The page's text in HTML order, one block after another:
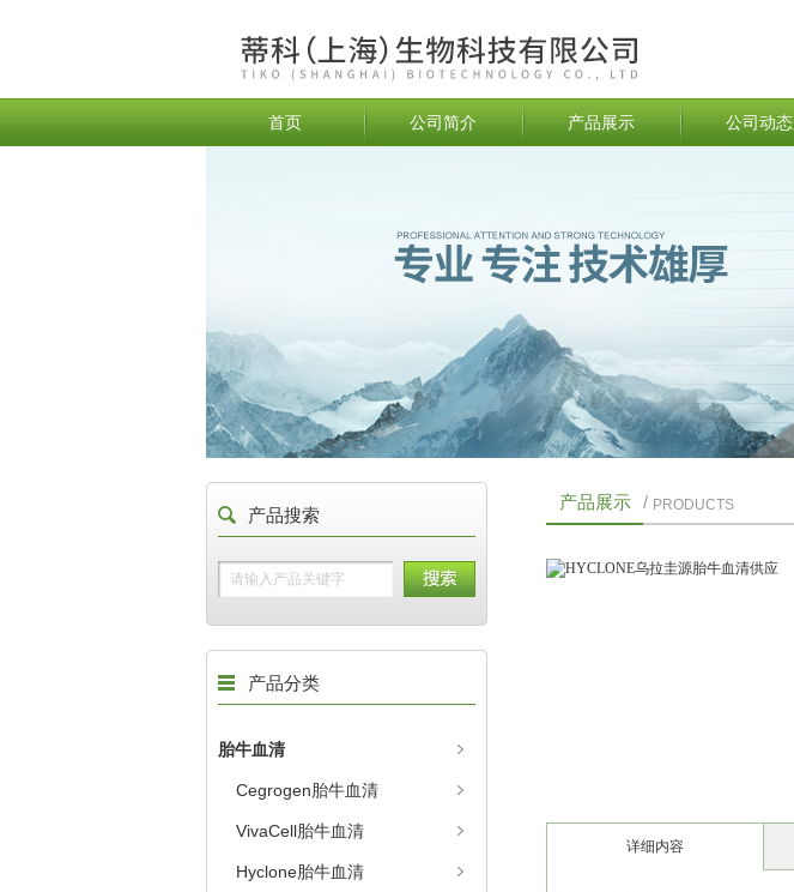
首页 公司简介 产品展示 公司动态
产品搜索
产品分类
胎牛血清
Cegrogen胎牛血清
VivaCell胎牛血清
Hyclone胎牛血清
产品展示 / PRODUCTS
详细内容